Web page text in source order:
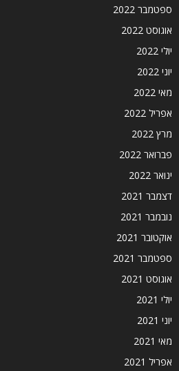
ספטמבר 2022
אוגוסט 2022
יולי 2022
יוני 2022
מאי 2022
אפריל 2022
מרץ 2022
פברואר 2022
ינואר 2022
דצמבר 2021
נובמבר 2021
אוקטובר 2021
ספטמבר 2021
אוגוסט 2021
יולי 2021
יוני 2021
מאי 2021
אפריל 2021